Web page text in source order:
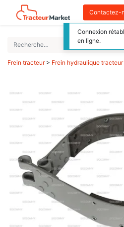
Contactez-
Frein tracteur> Frein hydraulique tracteur
Connexion
en ligne.